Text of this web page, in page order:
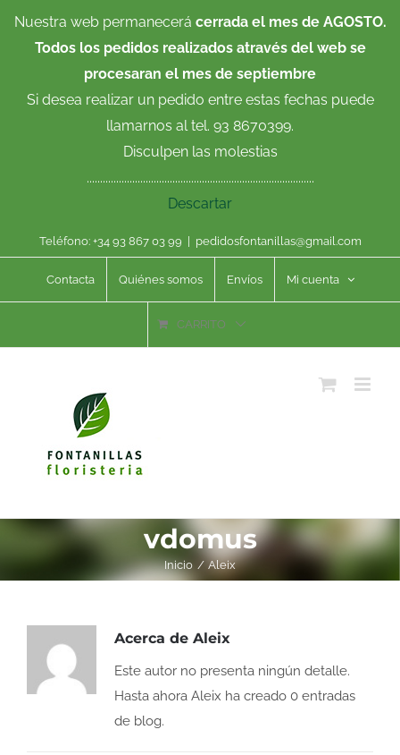
Nuestra web permanecerá cerrada el mes de AGOSTO.
Todos los pedidos realizados através del web se
procesaran el mes de septiembre
Si desea realizar un pedido entre estas fechas puede
llamarnos al tel. 93 8670399.
Disculpen las molestias
.....................................................................................
Descartar
Teléfono: +34 93 867 03 99 pedidosfontanillas@gmail.com
Contacta Quiénes somos Envíos Mi cuenta
CARRITO
vdomus
Inicio Aleix
Acerca de Aleix
Este autor no presenta ningún detalle.
Hasta ahora Aleix ha creado 0 entradas
de blog.